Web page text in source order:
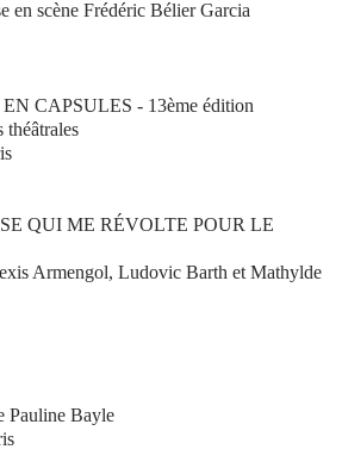
en scène Frédéric Bélier Garcia
CAPSULES - 13ème édition
théâtrales
QUI ME RÉVOLTE POUR LE
Armengol, Ludovic Barth et Mathylde
Pauline Bayle